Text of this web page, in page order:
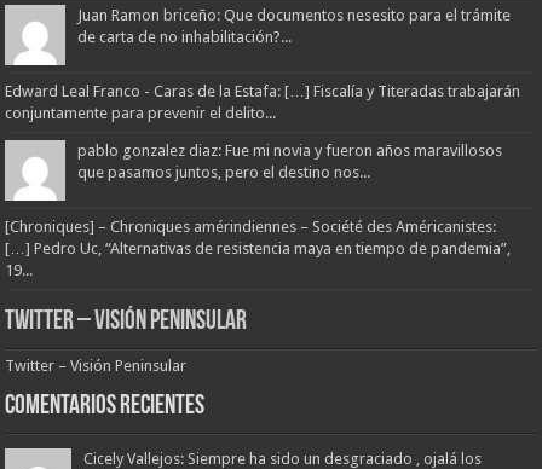
Juan Ramon briceño: Que documentos nesesito para el trámite
de carta de no inhabilitación?...
Edward Leal Franco - Caras de la Estafa: […] Fiscalía y Titeradas trabajarán
conjuntamente para prevenir el delito...
pablo gonzalez diaz: Fue mi novia y fueron años maravillosos
que pasamos juntos, pero el destino nos...
[Chroniques] – Chroniques amérindiennes – Société des Américanistes:
[…] Pedro Uc, “Alternativas de resistencia maya en tiempo de pandemia”,
19...
Twitter – Visión Peninsular
Twitter – Visión Peninsular
Comentarios Recientes
Cicely Vallejos: Siempre ha sido un desgraciado , ojalá los